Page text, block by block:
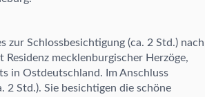
zur Schlossbesichtigung (ca. 2 Std.) nach
mecklenburgischer Herzöge,
in Ostdeutschland. Im Anschluss
2 Std.). Sie besichtigen die schöne